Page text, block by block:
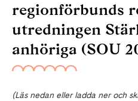
regionförbunds
utredningen
anhöriga (SOU
(Läs nedan eller ladda ner och